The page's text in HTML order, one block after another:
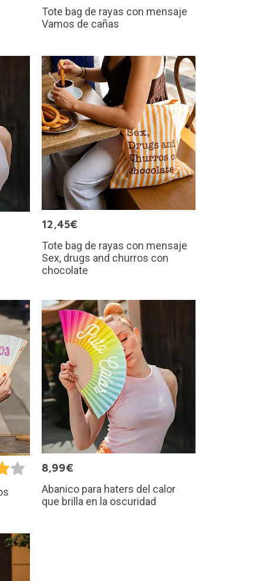
Tote bag de rayas con mensaje
Vamos de cañas
12,45€
Tote bag de rayas con mensaje
Sex, drugs and churros con
chocolate
8,99€
Abanico para haters del calor
que brilla en la oscuridad